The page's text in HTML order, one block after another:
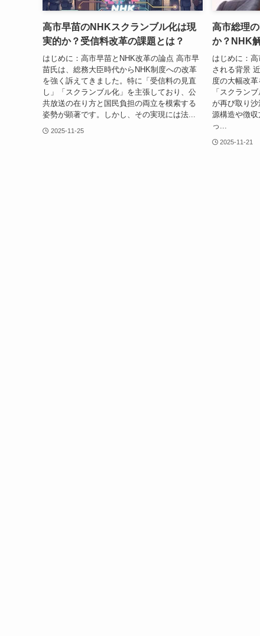
高市早苗のNHKスクランブル化は現
実的か？受信料改革の課題とは？
はじめに：高市早苗とNHK改革の論点 高市早
苗氏は、総務大臣時代からNHK制度への改革
を強く訴えてきました。特に「受信料の見直
し」「スクランブル化」を主張しており、公
共放送の在り方と国民負担の両立を模索する
姿勢が顕著です。しかし、その実現には法...
2025-11-25
高市総理
か？NHK
はじめに：
される背景
度の大幅改
「スクラン
が再び取り
源構造や徴収
っ...
2025-11-21